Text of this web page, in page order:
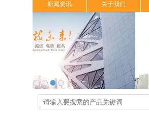
新闻资讯 关于我们